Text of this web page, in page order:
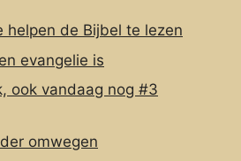
helpen de Bijbel te lezen
evangelie is
ook vandaag nog #3
omwegen